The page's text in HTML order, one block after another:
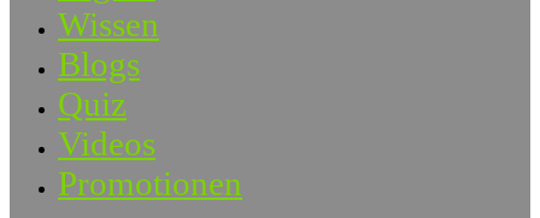
Wissen
Blogs
Quiz
Videos
Promotionen